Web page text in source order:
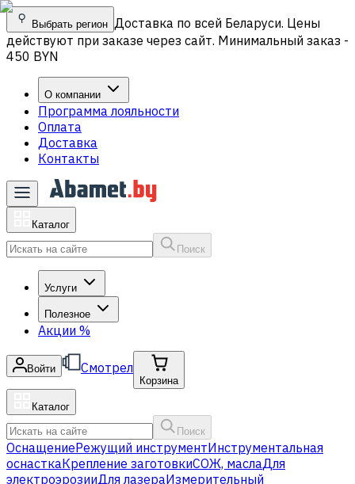
Выбрать регион Доставка по всей Беларуси. Цены
действуют при заказе через сайт. Минимальный заказ -
450 BYN
О компании
Программа лояльности
Оплата
Доставка
Контакты
Каталог
Поиск
Услуги
Полезное
Акции %
Войти Смотрел
Корзина
Каталог
Поиск
ОснащениеРежущий инструментИнструментальная
оснасткаКрепление заготовкиСОЖ, маслаДля
электроэрозииДля лазераИзмерительный